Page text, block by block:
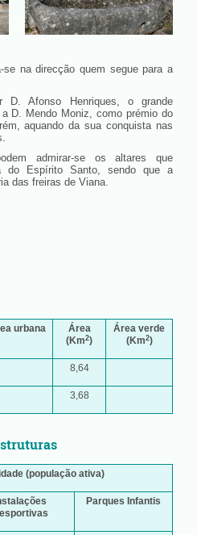
se na direcção quem segue para a
D. Afonso Henriques, o grande
D. Mendo Moniz, como prémio do
aquando da sua conquista nas
admirar-se os altares que
do Espírito Santo, sendo que a
das freiras de Viana.
urbana
Área
(Km2)
Área verde
(Km2)
8,64
3,68
(população ativa)
Parques Infantis